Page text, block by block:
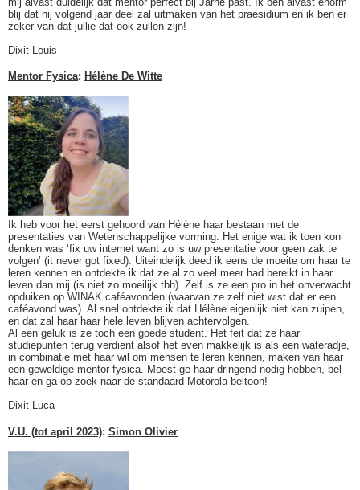
blij dat hij volgend jaar deel zal uitmaken van het praesidium en ik ben er
zeker van dat jullie dat ook zullen zijn!
Dixit Louis
Mentor Fysica: Hélène De Witte
Ik heb voor het eerst gehoord van Hélène haar bestaan met de
presentaties van Wetenschappelijke vorming. Het enige wat ik toen kon
denken was ‘fix uw internet want zo is uw presentatie voor geen zak te
volgen’ (it never got fixed). Uiteindelijk deed ik eens de moeite om haar te
leren kennen en ontdekte ik dat ze al zo veel meer had bereikt in haar
leven dan mij (is niet zo moeilijk tbh). Zelf is ze een pro in het onverwacht
opduiken op WINAK caféavonden (waarvan ze zelf niet wist dat er een
caféavond was). Al snel ontdekte ik dat Hélène eigenlijk niet kan zuipen,
en dat zal haar haar hele leven blijven achtervolgen.
Al een geluk is ze toch een goede student. Het feit dat ze haar
studiepunten terug verdient alsof het even makkelijk is als een wateradje,
in combinatie met haar wil om mensen te leren kennen, maken van haar
een geweldige mentor fysica. Moest ge haar dringend nodig hebben, bel
haar en ga op zoek naar de standaard Motorola beltoon!
Dixit Luca
V.U. (tot april 2023): Simon Olivier